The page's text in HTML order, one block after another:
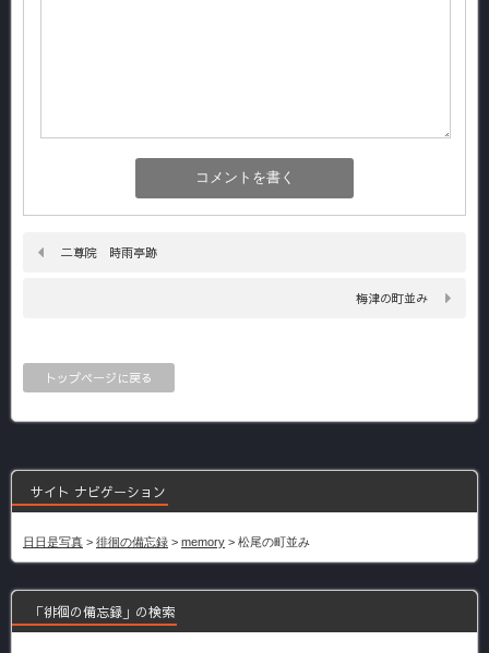
二尊院 時雨亭跡
梅津の町並み
トップページに戻る
サイト ナビゲーション
日日是写真 > 徘徊の備忘録 > memory > 松尾の町並み
「徘徊の備忘録」の検索